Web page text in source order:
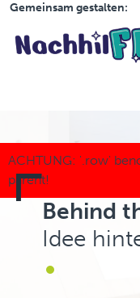
Gemeinsam gestalten:
Behind
Idee